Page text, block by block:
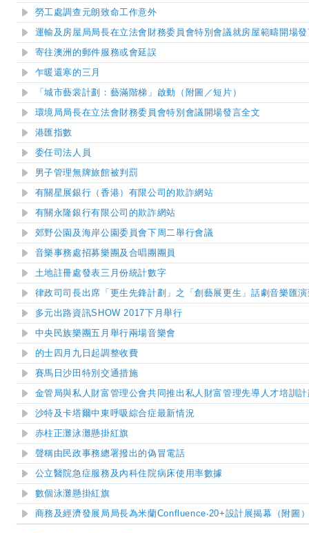
勞工處調查元朗致命工作意外
運輸及房屋局局長在立法會財務委員會特別會議就房屋範疇開場
寄往澳洲的郵件服務或會延誤
乍暖還寒的三月
「城市藝裳計劃：藝滿階梯」啟動（附圖／短片）
環境局局長在立法會財務委員會特別會議開場發言全文
港匯指數
委任司法人員
男子管理無牌旅館被判罰
有關星展銀行（香港）有限公司的欺詐網站
有關永隆銀行有限公司的欺詐網站
郊野公園及海岸公園委員會下周二舉行會議
音樂事務處招募樂團及合唱團團員
土地註冊處發表三月份統計數字
律政司司長出席 「更生先鋒計劃」之「創藝展更生」話劇音樂匯
多元出路資訊SHOW 2017下月舉行
中央民族樂團五月舉行兩場音樂會
的士四月九日起調整收費
賽馬日沙田特別交通措施
金管局與私人財富管理公會共同推出私人財富管理先導人才培訓計
沙特及卡塔爾中東呼吸綜合症最新情況
赤柱正灘泳灘懸掛紅旗
聲稱由民政事務總署撥出的偽冒電話
公立醫院急症服務及內科住院病床使用率數據
數個泳灘懸掛紅旗
商務及經濟發展局局長為米蘭Confluence‧20+設計展揭幕（附圖